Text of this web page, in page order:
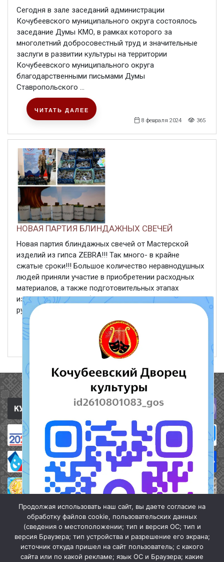
Сегодня в зале заседаний администрации
Кочубеевского муниципального округа состоялось
заседание Думы КМО, в рамках которого за
многолетний добросовестный труд и значительные
заслуги в развитии культуры на территории
Кочубеевского муниципального округа
благодарственными письмами Думы
Ставропольского ...
8 февраля 2024 365
ЧИТАТЬ ДАЛЕЕ
НОВАЯ ПАРТИЯ БЛИНДАЖНЫХ СВЕЧЕЙ
Новая партия блиндажных свечей от Мастерской
изделий из гипса ZEBRA!!! Так много- в крайне
сжатые сроки!!! Большое количество неравнодушных
людей приняли участие в приобретении расходных
материалов, а также подготовительных этапах
изготовления!!! Это бывшие и нынешние участники и
руководители ...
Полезные ссылки
Продолжая использовать наш сайт, вы даете согласие на
обработку файлов cookie, пользовательских данных
(сведения о местоположении; тип и версия ОС; тип и
версия Браузера; тип устройства и разрешение его экрана;
источник откуда пришел на сайт пользователь; с какого
сайта или по какой рекламе; язык ОС и Браузера; какие